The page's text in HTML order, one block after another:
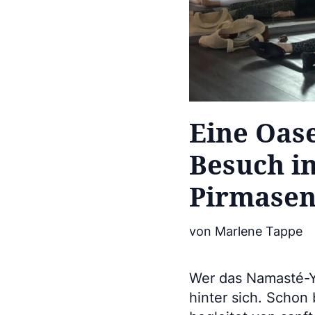
Eine
Besuch
von Marlene Tappe
Wer das
hinter sich. Schon